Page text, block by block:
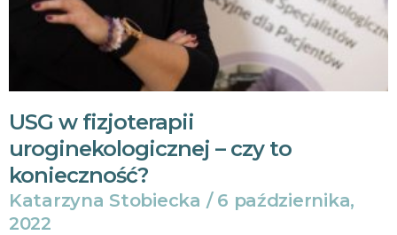
USG w fizjoterapii
uroginekologicznej – czy to
konieczność?
Katarzyna Stobiecka 6 października,
2022